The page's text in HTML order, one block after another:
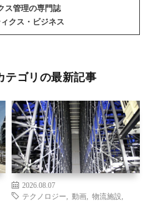
ス管理の専門誌
クス・ビジネス
テゴリの最新記事
2026.08.07
テクノロジー
動画 物流施設